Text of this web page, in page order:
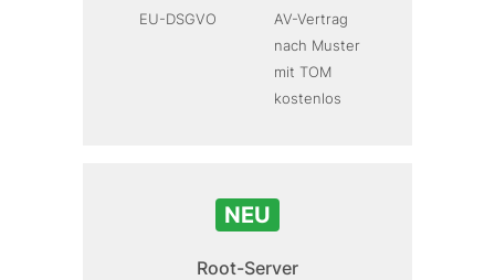
EU-DSGVO
AV-Vertrag
nach Muster
mit TOM
kostenlos
NEU
Root-Server